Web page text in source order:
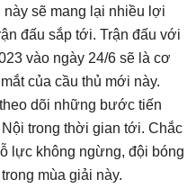
sẽ mang lại nhiều lợi
đấu sắp tới. Trận đấu với
vào ngày 24/6 sẽ là cơ
của cầu thủ mới này.
dõi những bước tiến
trong thời gian tới. Chắc
lực không ngừng, đội bóng
mùa giải này.